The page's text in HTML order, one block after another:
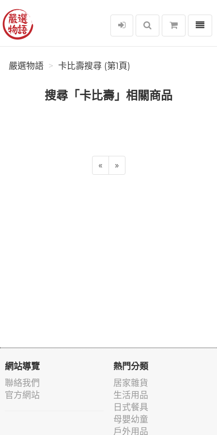
嚴選物語
選單
嚴選物語 卡比壽搜尋 (第1頁)
搜尋「卡比壽」相關商品
« »
網站導覽
聯絡我們
官方網站
熱門分類
居家雜貨
生活用品
日式餐具
母嬰幼童
戶外用品